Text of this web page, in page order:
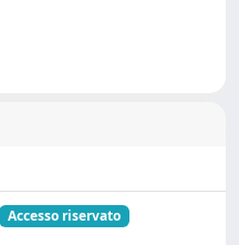
Accesso riservato